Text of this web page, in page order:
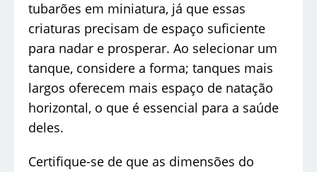
tubarões em miniatura, já que essas
criaturas precisam de espaço suficiente
para nadar e prosperar. Ao selecionar um
tanque, considere a forma; tanques mais
largos oferecem mais espaço de natação
horizontal, o que é essencial para a saúde
deles.
Certifique-se de que as dimensões do